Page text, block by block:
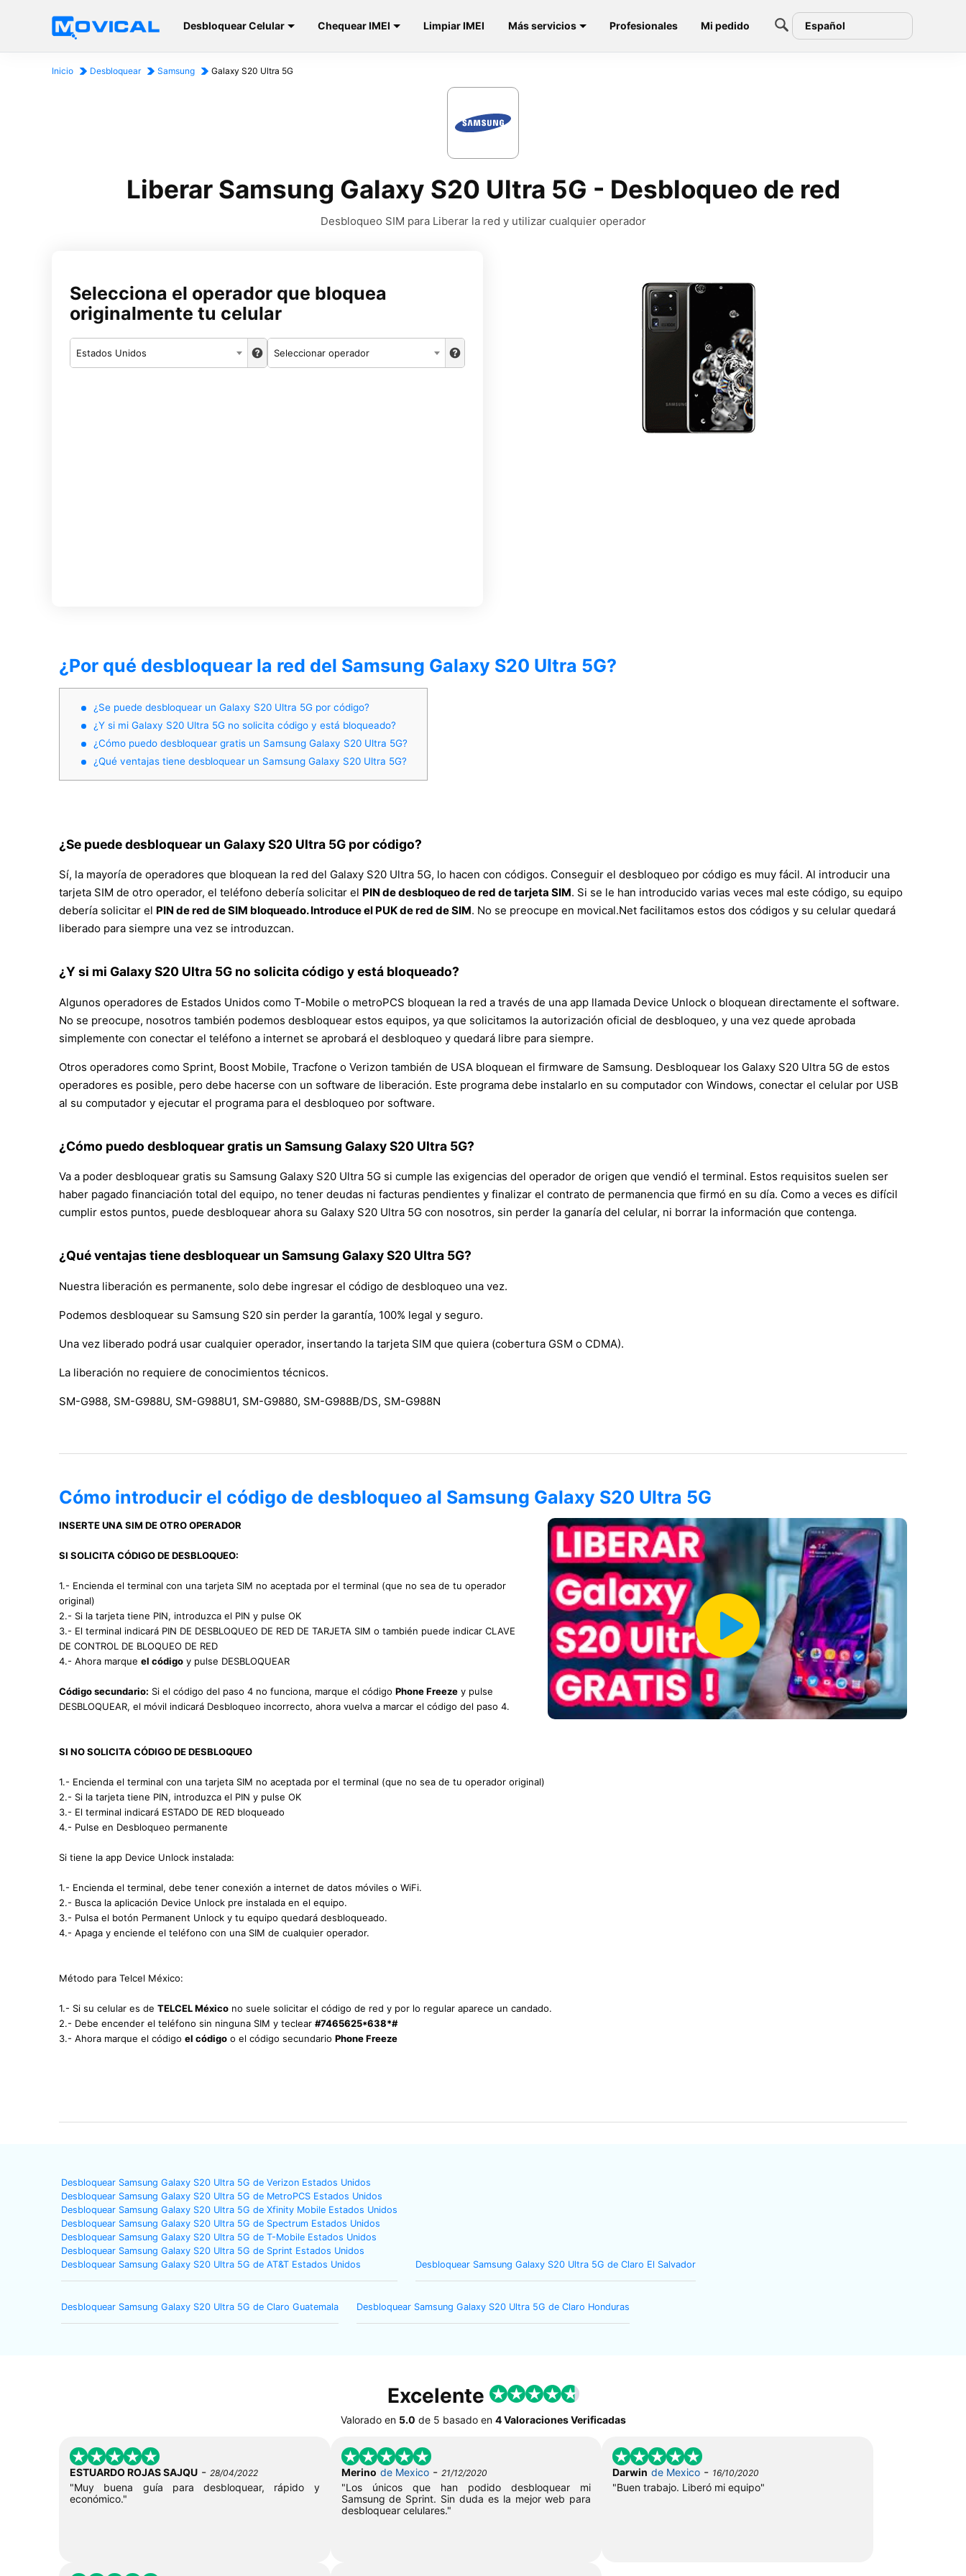
Desbloquear Celular Chequear IMEI Limpiar IMEI Más servicios Profesionales Mi pedido Español
Inicio Desbloquear Samsung Galaxy S20 Ultra 5G
Liberar Samsung Galaxy S20 Ultra 5G - Desbloqueo de red
Desbloqueo SIM para Liberar la red y utilizar cualquier operador
Selecciona el operador que bloquea
originalmente tu celular
Estados Unidos Seleccionar operador
¿Por qué desbloquear la red del Samsung Galaxy S20 Ultra 5G?
¿Se puede desbloquear un Galaxy S20 Ultra 5G por código?
¿Y si mi Galaxy S20 Ultra 5G no solicita código y está bloqueado?
¿Cómo puedo desbloquear gratis un Samsung Galaxy S20 Ultra 5G?
¿Qué ventajas tiene desbloquear un Samsung Galaxy S20 Ultra 5G?
¿Se puede desbloquear un Galaxy S20 Ultra 5G por código?
Sí, la mayoría de operadores que bloquean la red del Galaxy S20 Ultra 5G, lo hacen con códigos. Conseguir el desbloqueo por código es muy fácil. Al introducir una
tarjeta SIM de otro operador, el teléfono debería solicitar el PIN de desbloqueo de red de tarjeta SIM. Si se le han introducido varias veces mal este código, su equipo
debería solicitar el PIN de red de SIM bloqueado. Introduce el PUK de red de SIM. No se preocupe en movical.Net facilitamos estos dos códigos y su celular quedará
liberado para siempre una vez se introduzcan.
¿Y si mi Galaxy S20 Ultra 5G no solicita código y está bloqueado?
Algunos operadores de Estados Unidos como T-Mobile o metroPCS bloquean la red a través de una app llamada Device Unlock o bloquean directamente el software.
No se preocupe, nosotros también podemos desbloquear estos equipos, ya que solicitamos la autorización oficial de desbloqueo, y una vez quede aprobada
simplemente con conectar el teléfono a internet se aprobará el desbloqueo y quedará libre para siempre.
Otros operadores como Sprint, Boost Mobile, Tracfone o Verizon también de USA bloquean el firmware de Samsung. Desbloquear los Galaxy S20 Ultra 5G de estos
operadores es posible, pero debe hacerse con un software de liberación. Este programa debe instalarlo en su computador con Windows, conectar el celular por USB
al su computador y ejecutar el programa para el desbloqueo por software.
¿Cómo puedo desbloquear gratis un Samsung Galaxy S20 Ultra 5G?
Va a poder desbloquear gratis su Samsung Galaxy S20 Ultra 5G si cumple las exigencias del operador de origen que vendió el terminal. Estos requisitos suelen ser
haber pagado financiación total del equipo, no tener deudas ni facturas pendientes y finalizar el contrato de permanencia que firmó en su día. Como a veces es difícil
cumplir estos puntos, puede desbloquear ahora su Galaxy S20 Ultra 5G con nosotros, sin perder la ganaría del celular, ni borrar la información que contenga.
¿Qué ventajas tiene desbloquear un Samsung Galaxy S20 Ultra 5G?
Nuestra liberación es permanente, solo debe ingresar el código de desbloqueo una vez.
Podemos desbloquear su Samsung S20 sin perder la garantía, 100% legal y seguro.
Una vez liberado podrá usar cualquier operador, insertando la tarjeta SIM que quiera (cobertura GSM o CDMA).
La liberación no requiere de conocimientos técnicos.
SM-G988, SM-G988U, SM-G988U1, SM-G9880, SM-G988B/DS, SM-G988N
Cómo introducir el código de desbloqueo al Samsung Galaxy S20 Ultra 5G
INSERTE UNA SIM DE OTRO OPERADOR
SI SOLICITA CÓDIGO DE DESBLOQUEO:
1.- Encienda el terminal con una tarjeta SIM no aceptada por el terminal (que no sea de tu operador
original)
2.- Si la tarjeta tiene PIN, introduzca el PIN y pulse OK
3.- El terminal indicará PIN DE DESBLOQUEO DE RED DE TARJETA SIM o también puede indicar CLAVE
DE CONTROL DE BLOQUEO DE RED
4.- Ahora marque el código y pulse DESBLOQUEAR
Código secundario: Si el código del paso 4 no funciona, marque el código Phone Freeze y pulse
DESBLOQUEAR, el móvil indicará Desbloqueo incorrecto, ahora vuelva a marcar el código del paso 4.
SI NO SOLICITA CÓDIGO DE DESBLOQUEO
1.- Encienda el terminal con una tarjeta SIM no aceptada por el terminal (que no sea de tu operador original)
2.- Si la tarjeta tiene PIN, introduzca el PIN y pulse OK
3.- El terminal indicará ESTADO DE RED bloqueado
4.- Pulse en Desbloqueo permanente
Si tiene la app Device Unlock instalada:
1.- Encienda el terminal, debe tener conexión a internet de datos móviles o WiFi.
2.- Busca la aplicación Device Unlock pre instalada en el equipo.
3.- Pulsa el botón Permanent Unlock y tu equipo quedará desbloqueado.
4.- Apaga y enciende el teléfono con una SIM de cualquier operador.
Método para Telcel México:
1.- Si su celular es de TELCEL México no suele solicitar el código de red y por lo regular aparece un candado.
2.- Debe encender el teléfono sin ninguna SIM y teclear #7465625*638*#
3.- Ahora marque el código el código o el código secundario Phone Freeze
Desbloquear Samsung Galaxy S20 Ultra 5G de Verizon Estados Unidos
Desbloquear Samsung Galaxy S20 Ultra 5G de MetroPCS Estados Unidos
Desbloquear Samsung Galaxy S20 Ultra 5G de Xfinity Mobile Estados Unidos
Desbloquear Samsung Galaxy S20 Ultra 5G de Spectrum Estados Unidos
Desbloquear Samsung Galaxy S20 Ultra 5G de T-Mobile Estados Unidos
Desbloquear Samsung Galaxy S20 Ultra 5G de Sprint Estados Unidos
Desbloquear Samsung Galaxy S20 Ultra 5G de AT&T Estados Unidos
Desbloquear Samsung Galaxy S20 Ultra 5G de Claro El Salvador
Desbloquear Samsung Galaxy S20 Ultra 5G de Claro Guatemala Desbloquear Samsung Galaxy S20 Ultra 5G de Claro Honduras
Excelente
Valorado en 5.0 de 5 basado en 4 Valoraciones Verificadas
ESTUARDO ROJAS SAJQU - 28/04/2022
"Muy buena guía para desbloquear, rápido y
económico."
Merino de Mexico- 21/12/2020
"Los únicos que han podido desbloquear mi
Samsung de Sprint. Sin duda es la mejor web para
desbloquear celulares."
Darwin de Mexico - 16/10/2020
"Buen trabajo. Liberó mi equipo"